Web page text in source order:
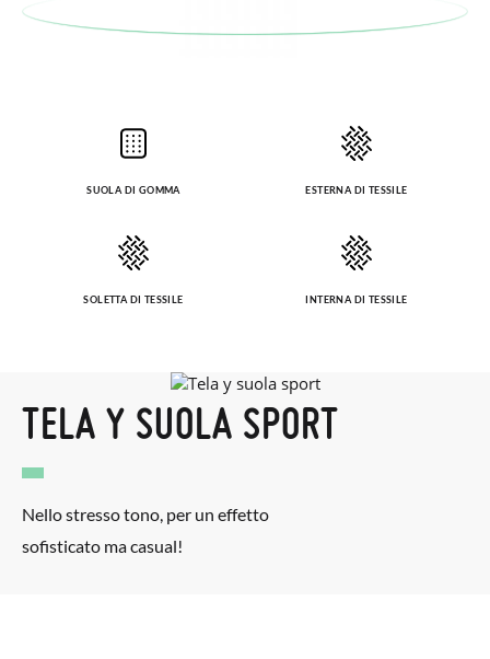
SUOLA DI GOMMA ESTERNA DI TESSILE
SOLETTA DI TESSILE INTERNA DI TESSILE
TELA Y SUOLA SPORT
Nello stresso tono, per un effetto
sofisticato ma casual!